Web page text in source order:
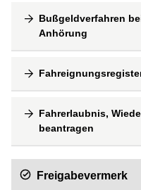
Bußgeldverfahren
Anhörung
Fahrerlaubnis,
beantragen
Freigabevermerk